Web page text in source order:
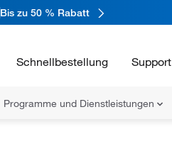
Bis zu 50 % Rabatt
Schnellbestellung Support
Programme und Dienstleistungen